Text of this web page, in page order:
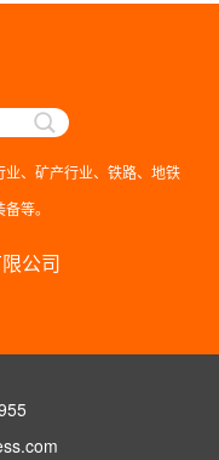
、矿产行业、铁路、地铁
等。
公司